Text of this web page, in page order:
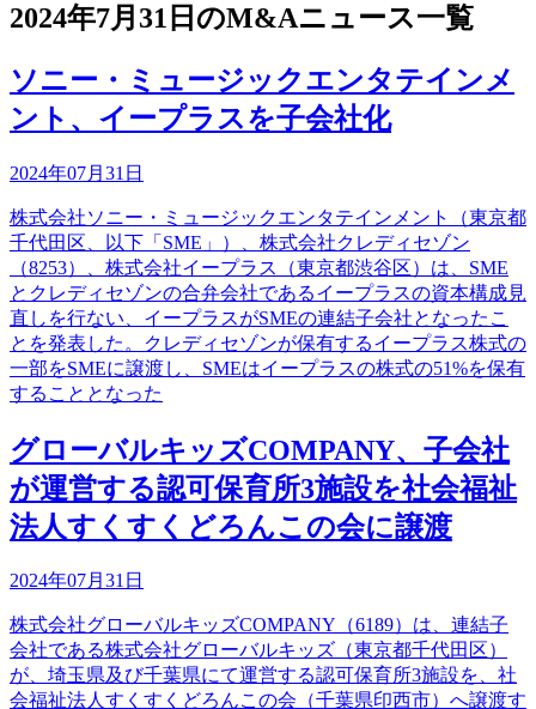
2024年7月31日のM&Aニュース一覧
ソニー・ミュージックエンタテインメ
ント、イープラスを子会社化
2024年07月31日
株式会社ソニー・ミュージックエンタテインメント（東京都
千代田区、以下「SME」）、株式会社クレディセゾン
（8253）、株式会社イープラス（東京都渋谷区）は、SME
とクレディセゾンの合弁会社であるイープラスの資本構成見
直しを行ない、イープラスがSMEの連結子会社となったこ
とを発表した。クレディセゾンが保有するイープラス株式の
一部をSMEに譲渡し、SMEはイープラスの株式の51%を保有
することとなった
グローバルキッズCOMPANY、子会社
が運営する認可保育所3施設を社会福祉
法人すくすくどろんこの会に譲渡
2024年07月31日
株式会社グローバルキッズCOMPANY（6189）は、連結子
会社である株式会社グローバルキッズ（東京都千代田区）
が、埼玉県及び千葉県にて運営する認可保育所3施設を、社
会福祉法人すくすくどろんこの会（千葉県印西市）へ譲渡す